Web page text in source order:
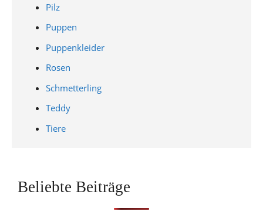
Pilz
Puppen
Puppenkleider
Rosen
Schmetterling
Teddy
Tiere
Beliebte Beiträge